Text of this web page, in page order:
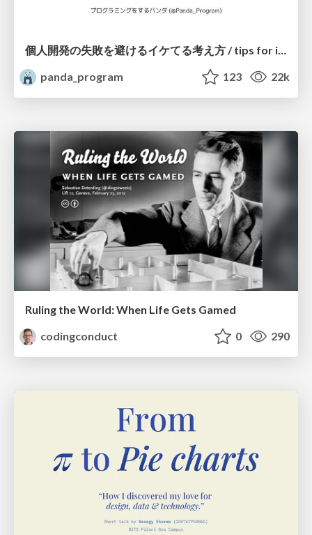
個人開発の失敗を避けるイケてる考え方 / tips for indie hackers
panda_program
123 22k
Ruling the World: When Life Gets Gamed
codingconduct
0 290